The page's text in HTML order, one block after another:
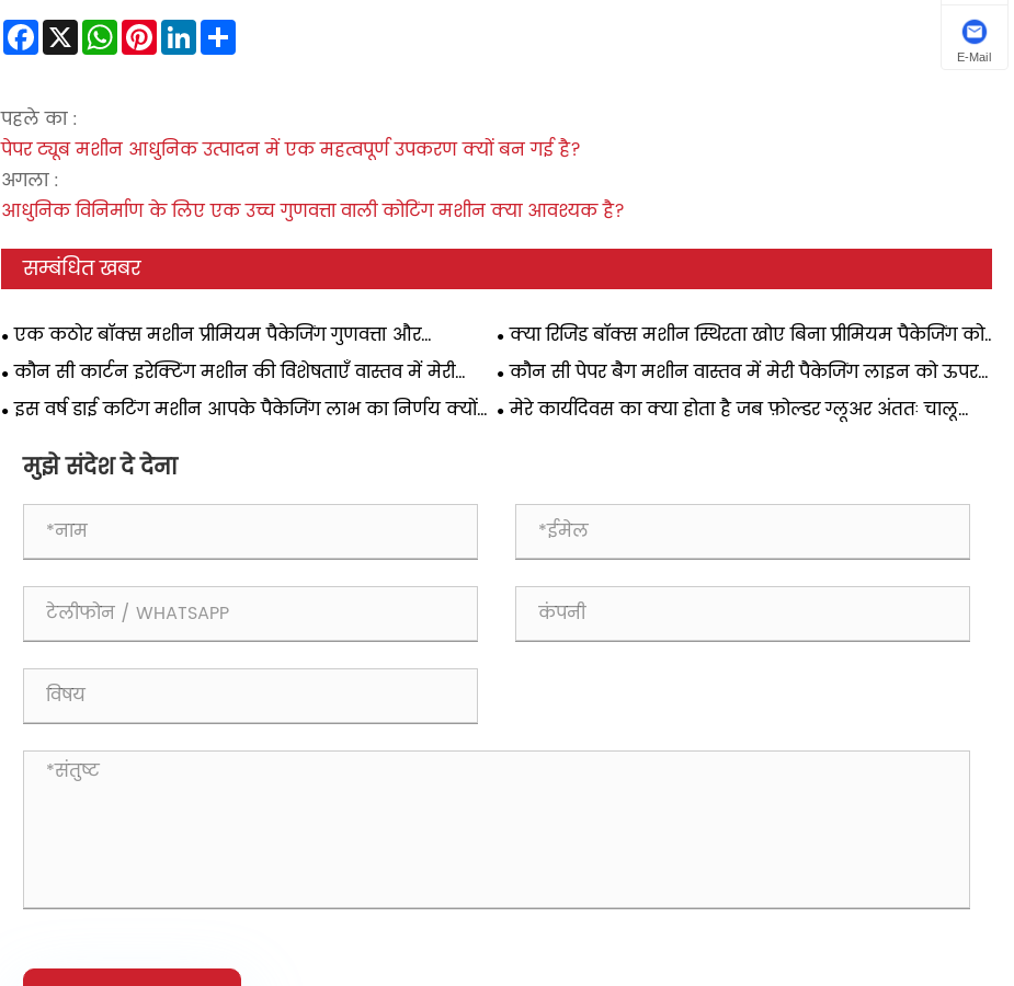
Facebook
X WhatsApp
PinterestLinkedIn
पहले का :
पेपर ट्यूब मशीन आधुनिक उत्पादन में एक महत्वपूर्ण उपकरण क्यों बन गई है? ​
अगला :
आधुनिक विनिर्माण के लिए एक उच्च गुणवत्ता वाली कोटिंग मशीन क्या आवश्यक है?
सम्बंधित खबर
एक कठोर बॉक्स मशीन प्रीमियम पैकेजिंग गुणवत्ता और
लाभप्रदता में कैसे सुधार करती है?
क्या रिजिड बॉक्स मशीन स्थिरता खोए बिना प्रीमियम पैकेजिंग को
स्केल करने का सबसे तेज़ तरीका है?
कौन सी कार्टन इरेक्टिंग मशीन की विशेषताएँ वास्तव में मेरी
पैकेजिंग लाइन की लागत में कटौती करती हैं?
कौन सी पेपर बैग मशीन वास्तव में मेरी पैकेजिंग लाइन को ऊपर
उठाती है?
इस वर्ष डाई कटिंग मशीन आपके पैकेजिंग लाभ का निर्णय क्यों
मेरे कार्यदिवस का क्या होता है जब फ़ोल्डर ग्लूअर अंततः चालू
मुझे संदेश दे देना
E-Mail